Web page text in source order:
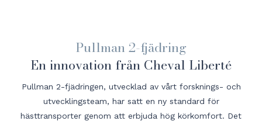
Pullman 2-fjädring
En innovation från Cheval Liberté
Pullman 2-fjädringen, utvecklad av vårt forsknings- och
utvecklingsteam, har satt en ny standard för
hästtransporter genom att erbjuda hög körkomfort. Det